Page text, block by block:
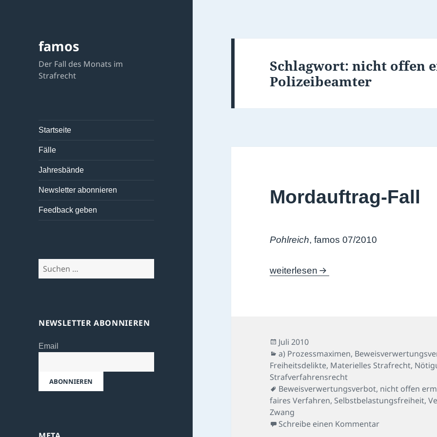
famos
Der Fall des Monats im
Strafrecht
Startseite
Fälle
Jahresbände
Newsletter abonnieren
Feedback geben
Suchen
NEWSLETTER ABONNIEREN
Email
Schlagwort:nicht offen
Polizeibeamter
Mordauftrag-Fall
Pohlreich, famos 07/2010
Mordauftrag-Fall
weiterlesen
Veröffentlicht
am
Juli 2010
Kategorien
a) Prozessmaximen,
Freiheitsdelikte, Materielles Strafrecht,
Strafverfahrensrecht
Schlagwörter
Beweisverwertungsverbot, nicht offen
faires Verfahren, Selbstbelastungsfreiheit,
Zwang
Schreibe einen Kommentarzu Mordauftrag-